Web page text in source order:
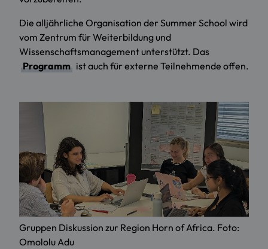
Die alljährliche Organisation der Summer School wird
vom Zentrum für Weiterbildung und
Wissenschaftsmanagement unterstützt. Das
Programm ist auch für externe Teilnehmende offen.
Gruppen Diskussion zur Region Horn of Africa. Foto:
Omololu Adu